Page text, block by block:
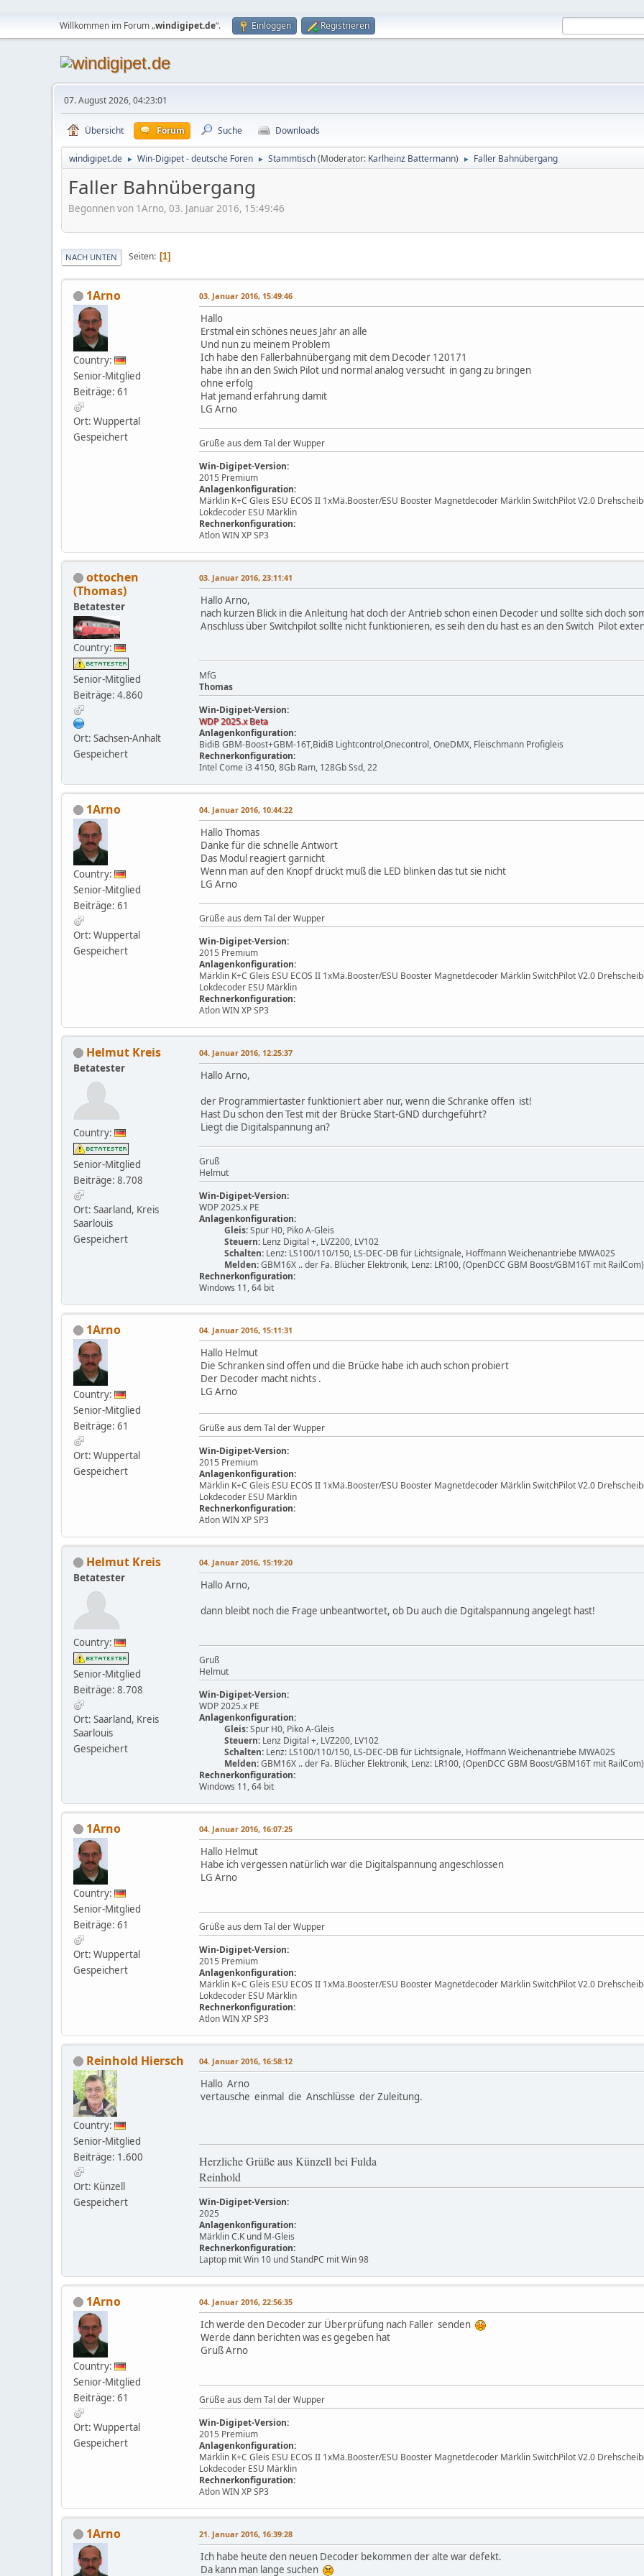
Willkommen im Forum „windigipet.de“. Einloggen Registrieren
07. August 2026, 04:23:01
Übersicht Forum Suche Downloads
windigipet.de ► Win-Digipet - deutsche Foren ► Stammtisch(Moderator: Karlheinz Battermann) ► Faller Bahnübergang
Faller Bahnübergang
Begonnen von 1Arno, 03. Januar 2016, 15:49:46
NACH UNTEN Seiten 1
1Arno
Country:
Senior-Mitglied
Beiträge: 61
Ort: Wuppertal
Gespeichert
03. Januar 2016, 15:49:46
Hallo
Erstmal ein schönes neues Jahr an alle
Und nun zu meinem Problem
Ich habe den Fallerbahnübergang mit dem Decoder 120171
habe ihn an den Swich Pilot und normal analog versucht in gang zu bringen
ohne erfolg
Hat jemand erfahrung damit
LG Arno
Grüße aus dem Tal der Wupper
Win-Digipet-Version:
2015 Premium
Anlagenkonfiguration:
Märklin K+C Gleis ESU ECOS II 1xMä.Booster/ESU Booster Magnetdecoder Märklin SwitchPilot V2.0
Lokdecoder ESU Märklin
Rechnerkonfiguration:
Atlon WIN XP SP3
ottochen
(Thomas)
Betatester
Country:
Senior-Mitglied
Beiträge: 4.860
Ort: Sachsen-Anhalt
Gespeichert
03. Januar 2016, 23:11:41
Hallo Arno,
nach kurzen Blick in die Anleitung hat doch der Antrieb schon einen Decoder und sollte sich doch
Anschluss über Switchpilot sollte nicht funktionieren, es seih den du hast es an den Switch Pilot
MfG
Thomas
Win-Digipet-Version:
WDP 2025.x Beta
Anlagenkonfiguration:
BidiB GBM-Boost+GBM-16T,BidiB Lightcontrol,Onecontrol, OneDMX, Fleischmann Profigleis
Rechnerkonfiguration:
Intel Come i3 4150, 8Gb Ram, 128Gb Ssd, 22
1Arno
Country:
Senior-Mitglied
Beiträge: 61
Ort: Wuppertal
Gespeichert
04. Januar 2016, 10:44:22
Hallo Thomas
Danke für die schnelle Antwort
Das Modul reagiert garnicht
Wenn man auf den Knopf drückt muß die LED blinken das tut sie nicht
LG Arno
Grüße aus dem Tal der Wupper
Win-Digipet-Version:
2015 Premium
Anlagenkonfiguration:
Märklin K+C Gleis ESU ECOS II 1xMä.Booster/ESU Booster Magnetdecoder Märklin SwitchPilot V2.0
Lokdecoder ESU Märklin
Rechnerkonfiguration:
Atlon WIN XP SP3
Helmut Kreis
Betatester
Country:
Senior-Mitglied
Beiträge: 8.708
Ort: Saarland, Kreis
Saarlouis
Gespeichert
04. Januar 2016, 12:25:37
Hallo Arno,
der Programmiertaster funktioniert aber nur, wenn die Schranke offen ist!
Hast Du schon den Test mit der Brücke Start-GND durchgeführt?
Liegt die Digitalspannung an?
Gruß
Helmut
Win-Digipet-Version:
WDP 2025.x PE
Anlagenkonfiguration:
Gleis:Spur H0, Piko A-Gleis
Steuern: Lenz Digital +, LVZ200, LV102
Schalten: Lenz: LS100/110/150, LS-DEC-DB für Lichtsignale, Hoffmann Weichenantriebe MWA02S
Melden:GBM16X .. der Fa. Blücher Elektronik, Lenz: LR100, (OpenDCC GBM Boost/GBM16T mit
Rechnerkonfiguration:
Windows 11, 64 bit
1Arno
Country:
Senior-Mitglied
Beiträge: 61
Ort: Wuppertal
Gespeichert
04. Januar 2016, 15:11:31
Hallo Helmut
Die Schranken sind offen und die Brücke habe ich auch schon probiert
Der Decoder macht nichts .
LG Arno
Grüße aus dem Tal der Wupper
Win-Digipet-Version:
2015 Premium
Anlagenkonfiguration:
Märklin K+C Gleis ESU ECOS II 1xMä.Booster/ESU Booster Magnetdecoder Märklin SwitchPilot V2.0
Lokdecoder ESU Märklin
Rechnerkonfiguration:
Atlon WIN XP SP3
Helmut Kreis
Betatester
Country:
Senior-Mitglied
Beiträge: 8.708
Ort: Saarland, Kreis
Saarlouis
Gespeichert
04. Januar 2016, 15:19:20
Hallo Arno,
dann bleibt noch die Frage unbeantwortet, ob Du auch die Dgitalspannung angelegt hast!
Gruß
Helmut
Win-Digipet-Version:
WDP 2025.x PE
Anlagenkonfiguration:
Gleis:Spur H0, Piko A-Gleis
Steuern: Lenz Digital +, LVZ200, LV102
Schalten: Lenz: LS100/110/150, LS-DEC-DB für Lichtsignale, Hoffmann Weichenantriebe MWA02S
Melden:GBM16X .. der Fa. Blücher Elektronik, Lenz: LR100, (OpenDCC GBM Boost/GBM16T mit
Rechnerkonfiguration:
Windows 11, 64 bit
1Arno
Country:
Senior-Mitglied
Beiträge: 61
Ort: Wuppertal
Gespeichert
04. Januar 2016, 16:07:25
Hallo Helmut
Habe ich vergessen natürlich war die Digitalspannung angeschlossen
LG Arno
Grüße aus dem Tal der Wupper
Win-Digipet-Version:
2015 Premium
Anlagenkonfiguration:
Märklin K+C Gleis ESU ECOS II 1xMä.Booster/ESU Booster Magnetdecoder Märklin SwitchPilot V2.0
Lokdecoder ESU Märklin
Rechnerkonfiguration:
Atlon WIN XP SP3
Reinhold Hiersch
Country:
Senior-Mitglied
Beiträge: 1.600
Ort: Künzell
Gespeichert
04. Januar 2016, 16:58:12
Hallo Arno
vertausche einmal die Anschlüsse der Zuleitung.
Herzliche Grüße aus Künzell bei Fulda
Reinhold
Win-Digipet-Version:
2025
Anlagenkonfiguration:
Märklin C.K und M-Gleis
Rechnerkonfiguration:
Laptop mit Win 10 und StandPC mit Win 98
1Arno
Country:
Senior-Mitglied
Beiträge: 61
Ort: Wuppertal
Gespeichert
04. Januar 2016, 22:56:35
Ich werde den Decoder zur Überprüfung nach Faller senden
Werde dann berichten was es gegeben hat
Gruß Arno
Grüße aus dem Tal der Wupper
Win-Digipet-Version:
2015 Premium
Anlagenkonfiguration:
Märklin K+C Gleis ESU ECOS II 1xMä.Booster/ESU Booster Magnetdecoder Märklin SwitchPilot V2.0
Lokdecoder ESU Märklin
Rechnerkonfiguration:
Atlon WIN XP SP3
1Arno 21. Januar 2016, 16:39:28
Ich habe heute den neuen Decoder bekommen der alte war defekt.
Da kann man lange suchen